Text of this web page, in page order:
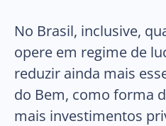
No Brasil, inclusive,
opere em regime de
reduzir ainda mais
do Bem, como forma
mais investimentos